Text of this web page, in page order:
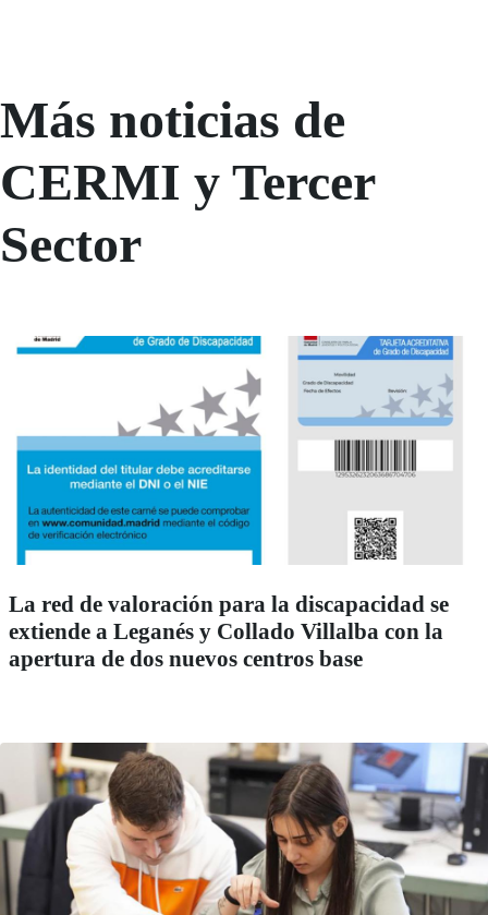
Más noticias de
CERMI y Tercer
Sector
La red de valoración para la discapacidad se
extiende a Leganés y Collado Villalba con la
apertura de dos nuevos centros base